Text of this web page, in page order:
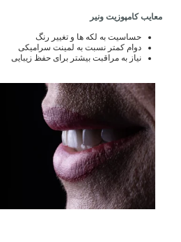
معایب کامپوزیت ونیر
حساسیت به لکه ها و تغییر رنگ
دوام کمتر نسبت به لمینت سرامیکی
نیاز به مراقبت بیشتر برای حفظ زیبایی